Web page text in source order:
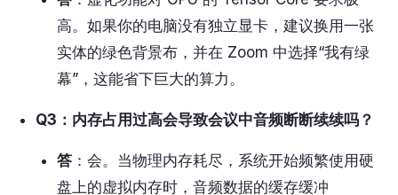
高。如果你的电脑没有独立显卡，建议换用一张
实体的绿色背景布，并在 Zoom 中选择“我有绿
幕”，这能省下巨大的算力。
Q3：内存占用过高会导致会议中音频断断续续吗？
答 ：会。当物理内存耗尽，系统开始频繁使用硬
盘上的虚拟内存时，音频数据的缓存缓冲